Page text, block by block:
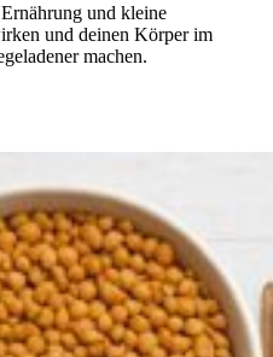
und kleine
und deinen Körper im
machen.